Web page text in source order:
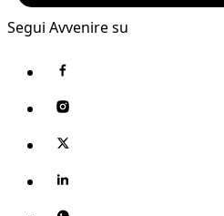
Segui Avvenire su